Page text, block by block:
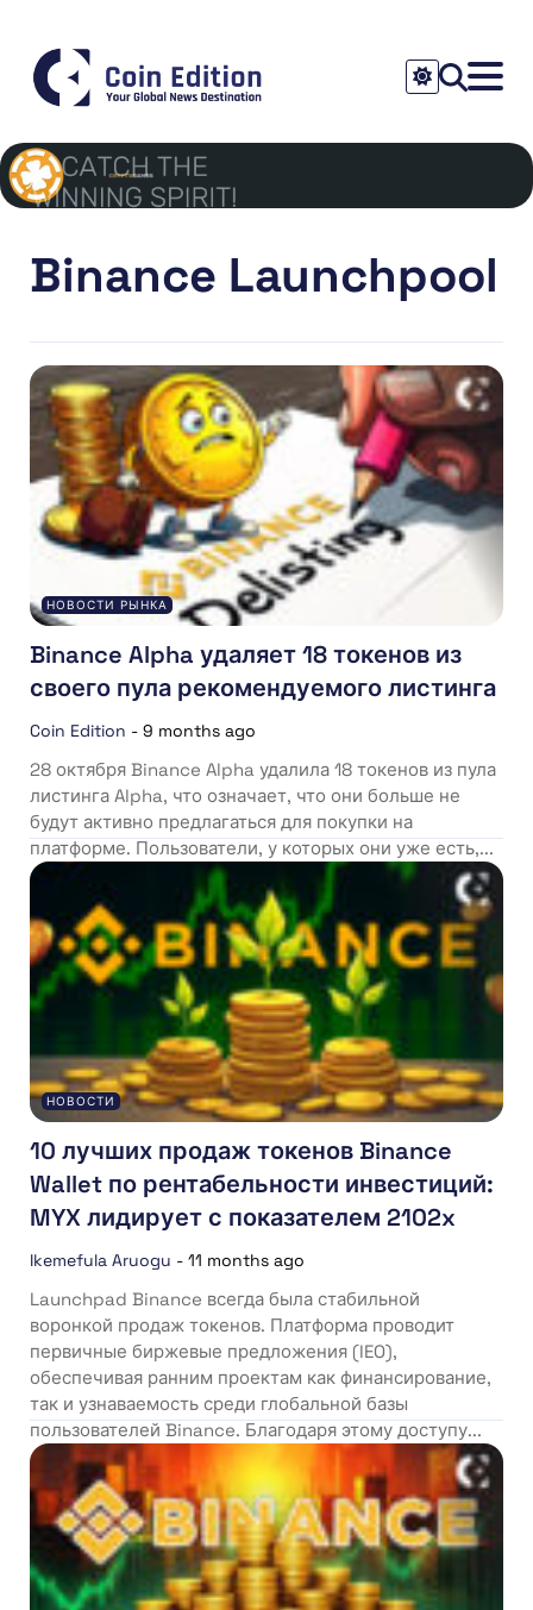
Binance Launchpool
НОВОСТИ РЫНКА
Binance Alpha удаляет 18 токенов из
своего пула рекомендуемого листинга
Coin Edition - 9 months ago
28 октября Binance Alpha удалила 18 токенов из пула
листинга Alpha, что означает, что они больше не
будут активно предлагаться для покупки на
платформе. Пользователи, у которых они уже есть,...
НОВОСТИ
10 лучших продаж токенов Binance
Wallet по рентабельности инвестиций:
MYX лидирует с показателем 2102x
Ikemefula Aruogu - 11 months ago
Launchpad Binance всегда была стабильной
воронкой продаж токенов. Платформа проводит
первичные биржевые предложения (IEO),
обеспечивая ранним проектам как финансирование,
так и узнаваемость среди глобальной базы
пользователей Binance. Благодаря этому доступу...